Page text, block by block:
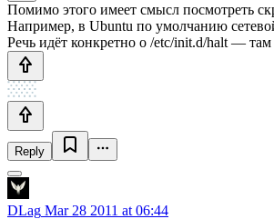
Помимо этого имеет смысл посмотреть
Например, в Ubuntu по умолчанию
Речь идёт конкретно о /etc/init.d/halt —
Reply
DLag Mar 28 2011 at 06:44